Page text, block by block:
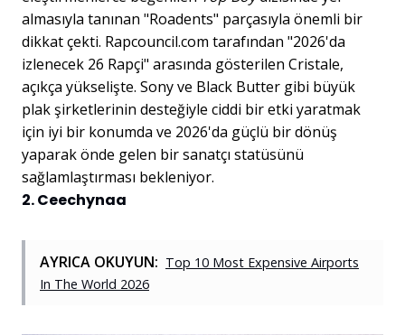
almasıyla tanınan "Roadents" parçasıyla önemli bir
dikkat çekti. Rapcouncil.com tarafından "2026'da
izlenecek 26 Rapçi" arasında gösterilen Cristale,
açıkça yükselişte. Sony ve Black Butter gibi büyük
plak şirketlerinin desteğiyle ciddi bir etki yaratmak
için iyi bir konumda ve 2026'da güçlü bir dönüş
yaparak önde gelen bir sanatçı statüsünü
sağlamlaştırması bekleniyor.
2. Ceechynaa
AYRICA OKUYUN: Top 10 Most Expensive Airports
In The World 2026